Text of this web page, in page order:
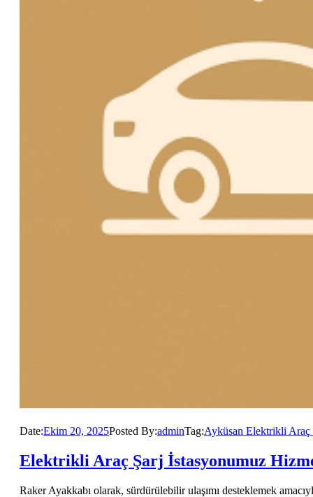
Date:Ekim 20, 2025Posted By:adminTag:Ayküsan Elektrikli Araç
Elektrikli Araç Şarj İstasyonumuz
Raker Ayakkabı olarak, sürdürülebilir ulaşımı desteklemek